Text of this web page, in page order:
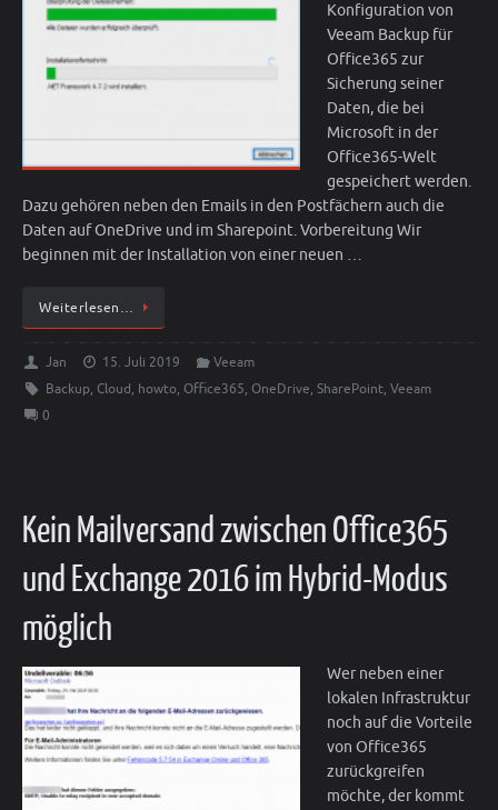
Konfiguration von
Veeam Backup für
Office365 zur
Sicherung seiner
Daten, die bei
Microsoft in der
Office365-Welt
gespeichert werden.
Dazu gehören neben den Emails in den Postfächern auch die
Daten auf OneDrive und im Sharepoint. Vorbereitung Wir
beginnen mit der Installation von einer neuen …
Weiterlesen…
Jan 15. Juli 2019
Veeam
Backup, Cloud, howto, Office365, OneDrive, SharePoint, Veeam
0
Kein Mailversand zwischen Office365
und Exchange 2016 im Hybrid-Modus
möglich
Wer neben einer
lokalen Infrastruktur
noch auf die Vorteile
von Office365
zurückgreifen
möchte, der kommt